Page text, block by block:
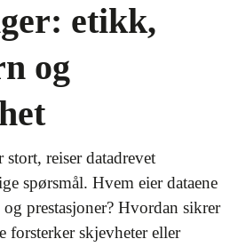
etikk,
og
reiser datadrevet
spørsmål. Hvem eier dataene
prestasjoner? Hvordan sikrer
forsterker skjevheter eller